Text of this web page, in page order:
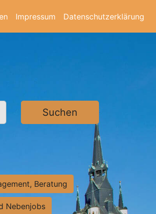
Impressum Datenschutzerklärung
Suchen
Beratung
Nebenjobs